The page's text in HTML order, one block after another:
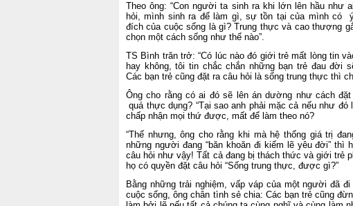
Theo ông: “Con người ta sinh ra khi lớn lên hầu như
hỏi, mình sinh ra để làm gì, sự tồn tại của mình có
đích của cuộc sống là gì? Trung thực và cao thượng
chọn một cách sống như thế nào”.
TS Bình trăn trở: “Có lúc nào đó giới trẻ mất lòng tin
hay không, tôi tin chắc chắn những bạn trẻ đau đời
Các bạn trẻ cũng đặt ra câu hỏi là sống trung thực thì
Ông cho rằng có ai đó sẽ lên án dường như cách
quá thực dụng? “Tại sao anh phải mặc cả nếu như đó
chấp nhận mọi thứ được, mất để làm theo nó?
“Thế nhưng, ông cho rằng khi mà hệ thống giá trị
những người đang “băn khoăn đi kiếm lẽ yêu đời” thì
câu hỏi như vậy! Tất cả đang bị thách thức và giới trẻ
họ có quyền đặt câu hỏi “Sống trung thực, được gì?”
Bằng những trải nghiệm, vấp váp của một người đã
cuộc sống, ông chân tình sẻ chia: Các bạn trẻ cũng